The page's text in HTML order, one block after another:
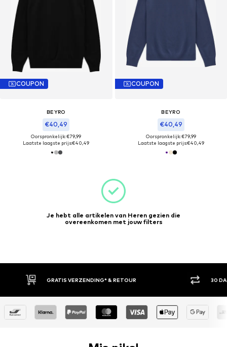
COUPON
BEYRO
€40,49
Oorspronkelijk: €79,99
Laatste laagste prijs:€40,49
COUPON
BEYRO
€40,49
Oorspronkelijk: €79,99
Laatste laagste prijs:€40,49
Je hebt alle artikelen van Heren gezien die
overeenkomen met jouw filters
GRATIS VERZENDING* & RETOUR 30